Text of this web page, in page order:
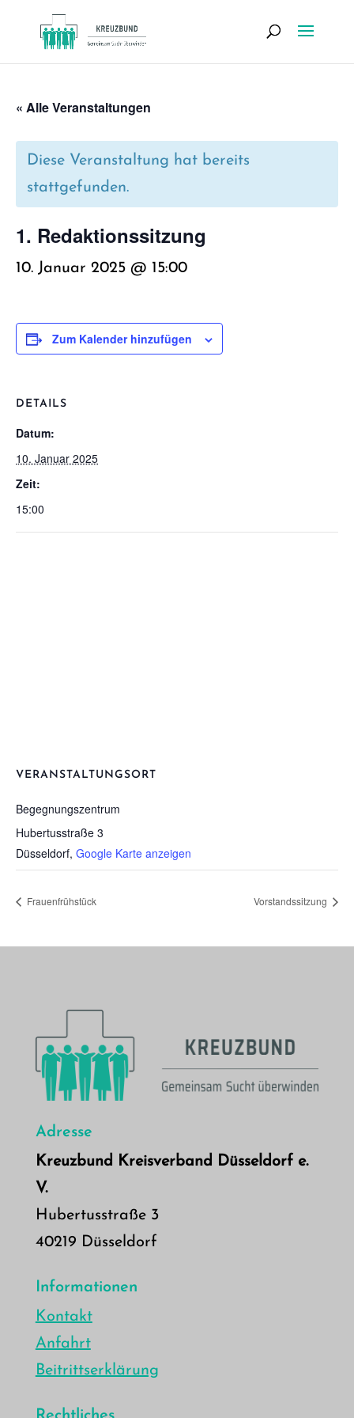
« Alle Veranstaltungen
Diese Veranstaltung hat bereits
stattgefunden.
1. Redak­ti­ons­sit­zung
10. Januar 2025 @ 15:00
Zum Kalender hinzufügen
DETAILS
Datum:
10. Januar 2025
Zeit:
15:00
VERANSTALTUNGSORT
Begeg­nungs­zen­trum
Hubertusstraße 3
Düsseldorf, Google Karte anzeigen
Frau­en­früh­stück Vor­stands­sit­zung
Adresse
Kreuzbund Kreisverband Düsseldorf e.
V.
Hubertusstraße 3
40219 Düsseldorf
Informationen
Kontakt
Anfahrt
Beitrittserklärung